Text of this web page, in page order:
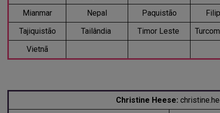
Mianmar
Nepal Paquistão
Tajiquistão
Tailândia Timor Leste
Vietnã
Christine Heese: